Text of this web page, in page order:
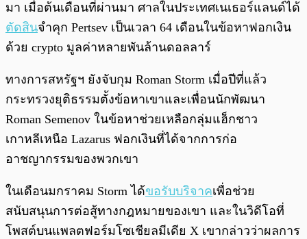
มา เมื่อต้นเดือนที่ผ่านมา ศาลในประเทศเนเธอร์แลนด์ได้
ตัดสินจำคุก Pertsev เป็นเวลา 64 เดือนในข้อหาฟอกเงิน
ด้วย crypto มูลค่าหลายพันล้านดอลลาร์
ทางการสหรัฐฯ ยังจับกุม Roman Storm เมื่อปีที่แล้ว
กระทรวงยุติธรรมตั้งข้อหาเขาและเพื่อนนักพัฒนา
Roman Semenov ในข้อหาช่วยเหลือกลุ่มแฮ็กชาว
เกาหลีเหนือ Lazarus ฟอกเงินที่ได้จากการก่อ
อาชญากรรมของพวกเขา
ในเดือนมกราคม Storm ได้ขอรับบริจาคเพื่อช่วย
สนับสนุนการต่อสู้ทางกฎหมายของเขา และในวิดีโอที่
โพสต์บนแพลตฟอร์มโซเชียลมีเดีย X เขากล่าวว่าผลการ